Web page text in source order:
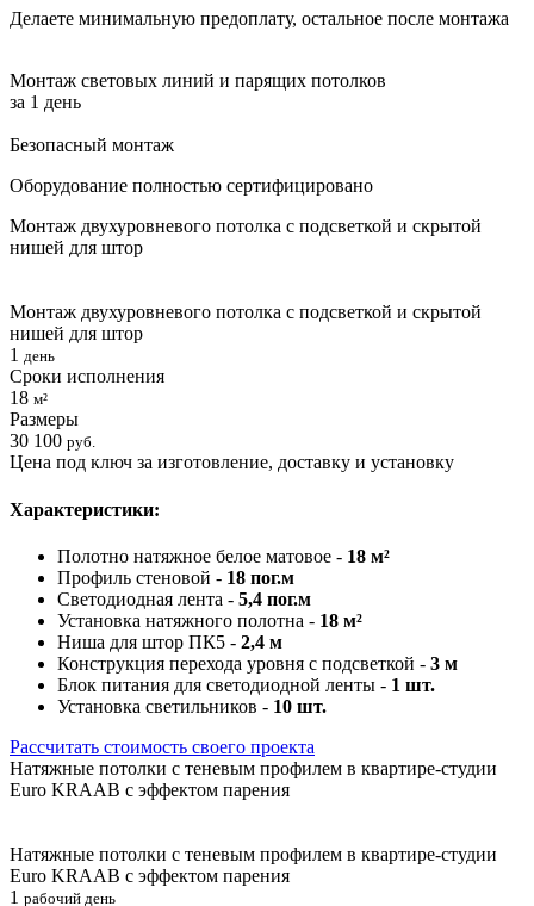
Делаете минимальную предоплату, остальное после монтажа
Монтаж световых линий и парящих потолков
за 1 день
Безопасный монтаж
Оборудование полностью сертифицировано
Монтаж двухуровневого потолка с подсветкой и скрытой
нишей для штор
Монтаж двухуровневого потолка с подсветкой и скрытой
нишей для штор
1 день
Сроки исполнения
18 м²
Размеры
30 100 руб.
Цена под ключ за изготовление, доставку и установку
Характеристики:
Полотно натяжное белое матовое - 18 м²
Профиль стеновой - 18 пог.м
Светодиодная лента - 5,4 пог.м
Установка натяжного полотна - 18 м²
Ниша для штор ПК5 - 2,4 м
Конструкция перехода уровня с подсветкой - 3 м
Блок питания для светодиодной ленты - 1 шт.
Установка светильников - 10 шт.
Рассчитать стоимость своего проекта
Натяжные потолки с теневым профилем в квартире-студии
Euro KRAAB с эффектом парения
Натяжные потолки с теневым профилем в квартире-студии
Euro KRAAB с эффектом парения
1 рабочий день